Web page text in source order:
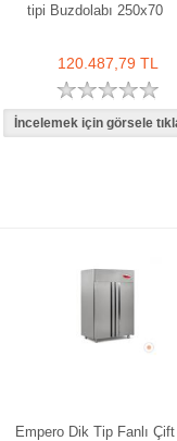
tipi Buzdolabı 250x70
120.487,79 TL
Empero Dik Tip Fanlı Çift